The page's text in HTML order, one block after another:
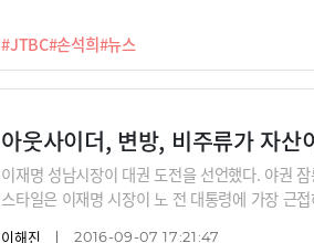
#JTBC#손석희#뉴스
아웃사이더, 변방, 비주류가 자산
이재명 성남시장이 대권 도전을 선언했다. 야권
스타일은 이재명 시장이 노 전 대통령에 가장 근
이해진 2016-09-07 17:21:47